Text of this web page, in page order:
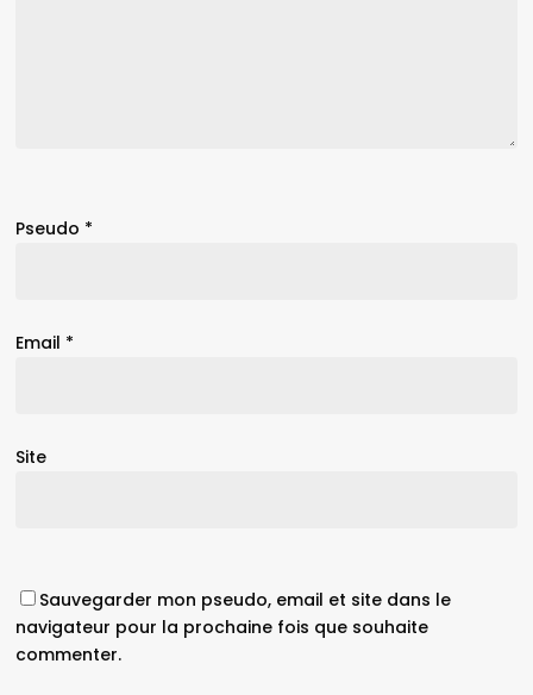
Pseudo *
Email *
Site
Sauvegarder mon pseudo, email et site dans le
navigateur pour la prochaine fois que souhaite
commenter.